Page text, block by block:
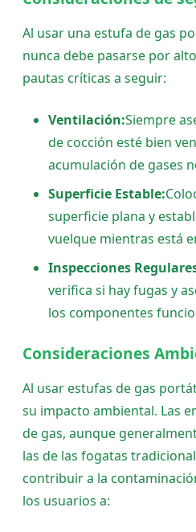
Al usar una estufa de gas
nunca debe pasarse por
pautas críticas a seguir:
Ventilación:Siempre
de cocción esté bien
acumulación de gases
Superficie Estable:
superficie plana y
vuelque mientras está
Inspecciones
verifica si hay fugas y
los componentes
Consideraciones
Al usar estufas de gas
su impacto ambiental. Las
de gas, aunque
las de las fogatas
contribuir a la
los usuarios a: